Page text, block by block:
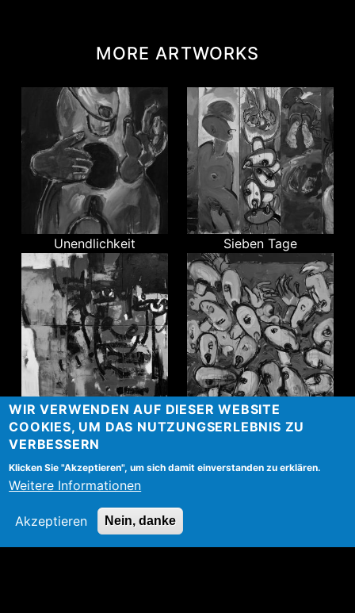
MORE ARTWORKS
Unendlichkeit Sieben Tage
Gewissen 6 Teiler Konzentrat
WIR VERWENDEN AUF DIESER WEBSITE
COOKIES, UM DAS NUTZUNGSERLEBNIS ZU
VERBESSERN
Klicken Sie "Akzeptieren", um sich damit einverstanden zu erklären.
Weitere Informationen
Akzeptieren Nein, danke